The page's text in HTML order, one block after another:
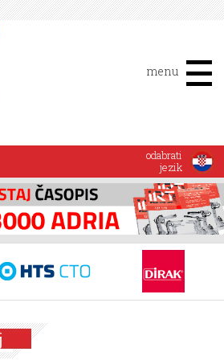
menu
odabrati
jezik